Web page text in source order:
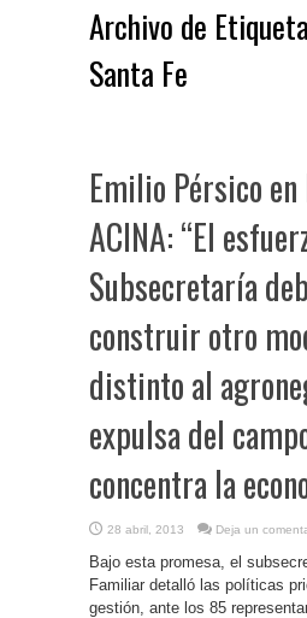
Archivo de
Santa Fe
Emilio Pérsico en
ACINA: “El
Subsecretaría
construir otro
distinto al
expulsa del
concentra la
28 abril, 2013 Deja un
Bajo esta promesa, el
Familiar detalló las políticas
gestión, ante los 85